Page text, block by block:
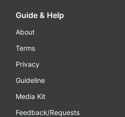
Guide & Help
About
Terms
Privacy
Guideline
Media Kit
Feedback/Requests